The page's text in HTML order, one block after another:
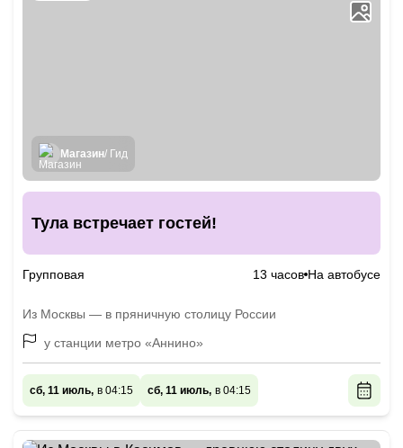
Магазин/ Гид
Тула встречает гостей!
Групповая 13 часов На автобусе
Из Москвы — в пряничную столицу России
у станции метро «Аннино»
сб, 11 июль, в 04:15 сб, 11 июль, в 04:15